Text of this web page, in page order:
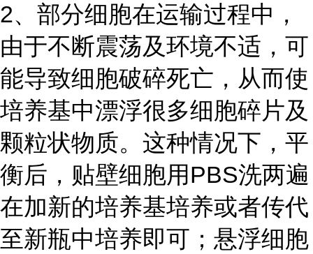
2、部分细胞在运输过程中，
由于不断震荡及环境不适，可
能导致细胞破碎死亡，从而使
培养基中漂浮很多细胞碎片及
颗粒状物质。这种情况下，平
衡后，贴壁细胞用PBS洗两遍
在加新的培养基培养或者传代
至新瓶中培养即可；悬浮细胞